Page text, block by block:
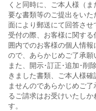
くと同時に、ご本人様（
要な書類等のご提出をい
面により郵送にて回答させ
受付の際、お客様に関す
囲内でのお客様の個人情
ので、あらかじめご了承願
また、開示･訂正･追加･削
きました書類、ご本人様
ませんのであらかじめご
るご請求はお受けいたし
す。